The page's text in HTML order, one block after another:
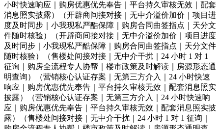
小时快速响应｜购房优惠优先奉告｜平台持久审核无效｜配套
消息照实披露）（开辟商间接对接｜无中介溢价加价｜项目进
度及时同步｜小我现私严酷保障｜购房合同曲签指点｜天分文
件随时核验）（开辟商间接对接｜无中介溢价加价｜项目进度
及时同步｜小我现私严酷保障｜购房合同曲签指点｜天分文件
随时核验）（售楼处间接对接｜无中介干扰｜24 小时 1 对 1
征询｜购房全流程专人协帮｜楼市政策及时解读｜房源形态通
明查询）（营销核心认证存案｜无第三方介入｜24 小时快速
响应｜购房优惠优先奉告｜平台持久审核无效｜配套消息照实
披露）（营销核心认证存案｜无第三方介入｜24 小时快速响
应｜购房优惠优先奉告｜平台持久审核无效｜配套消息照实披
露）（售楼处间接对接｜无中介干扰｜24 小时 1 对 1 征询｜